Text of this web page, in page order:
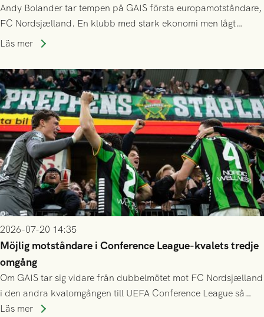
Andy Bolander tar tempen på GAIS första europamotståndare,
FC Nordsjælland. En klubb med stark ekonomi men lågt
publiksnitt, ett lag med både kollektiv styrka och individuell
Läs mer
2026-07-20 14:35
Möjlig motståndare i Conference League-kvalets tredje
omgång
Om GAIS tar sig vidare från dubbelmötet mot FC Nordsjælland
i den andra kvalomgången till UEFA Conference League så
spelas den tredje kvalomgången kort därpå. Motståndare blir
Läs mer